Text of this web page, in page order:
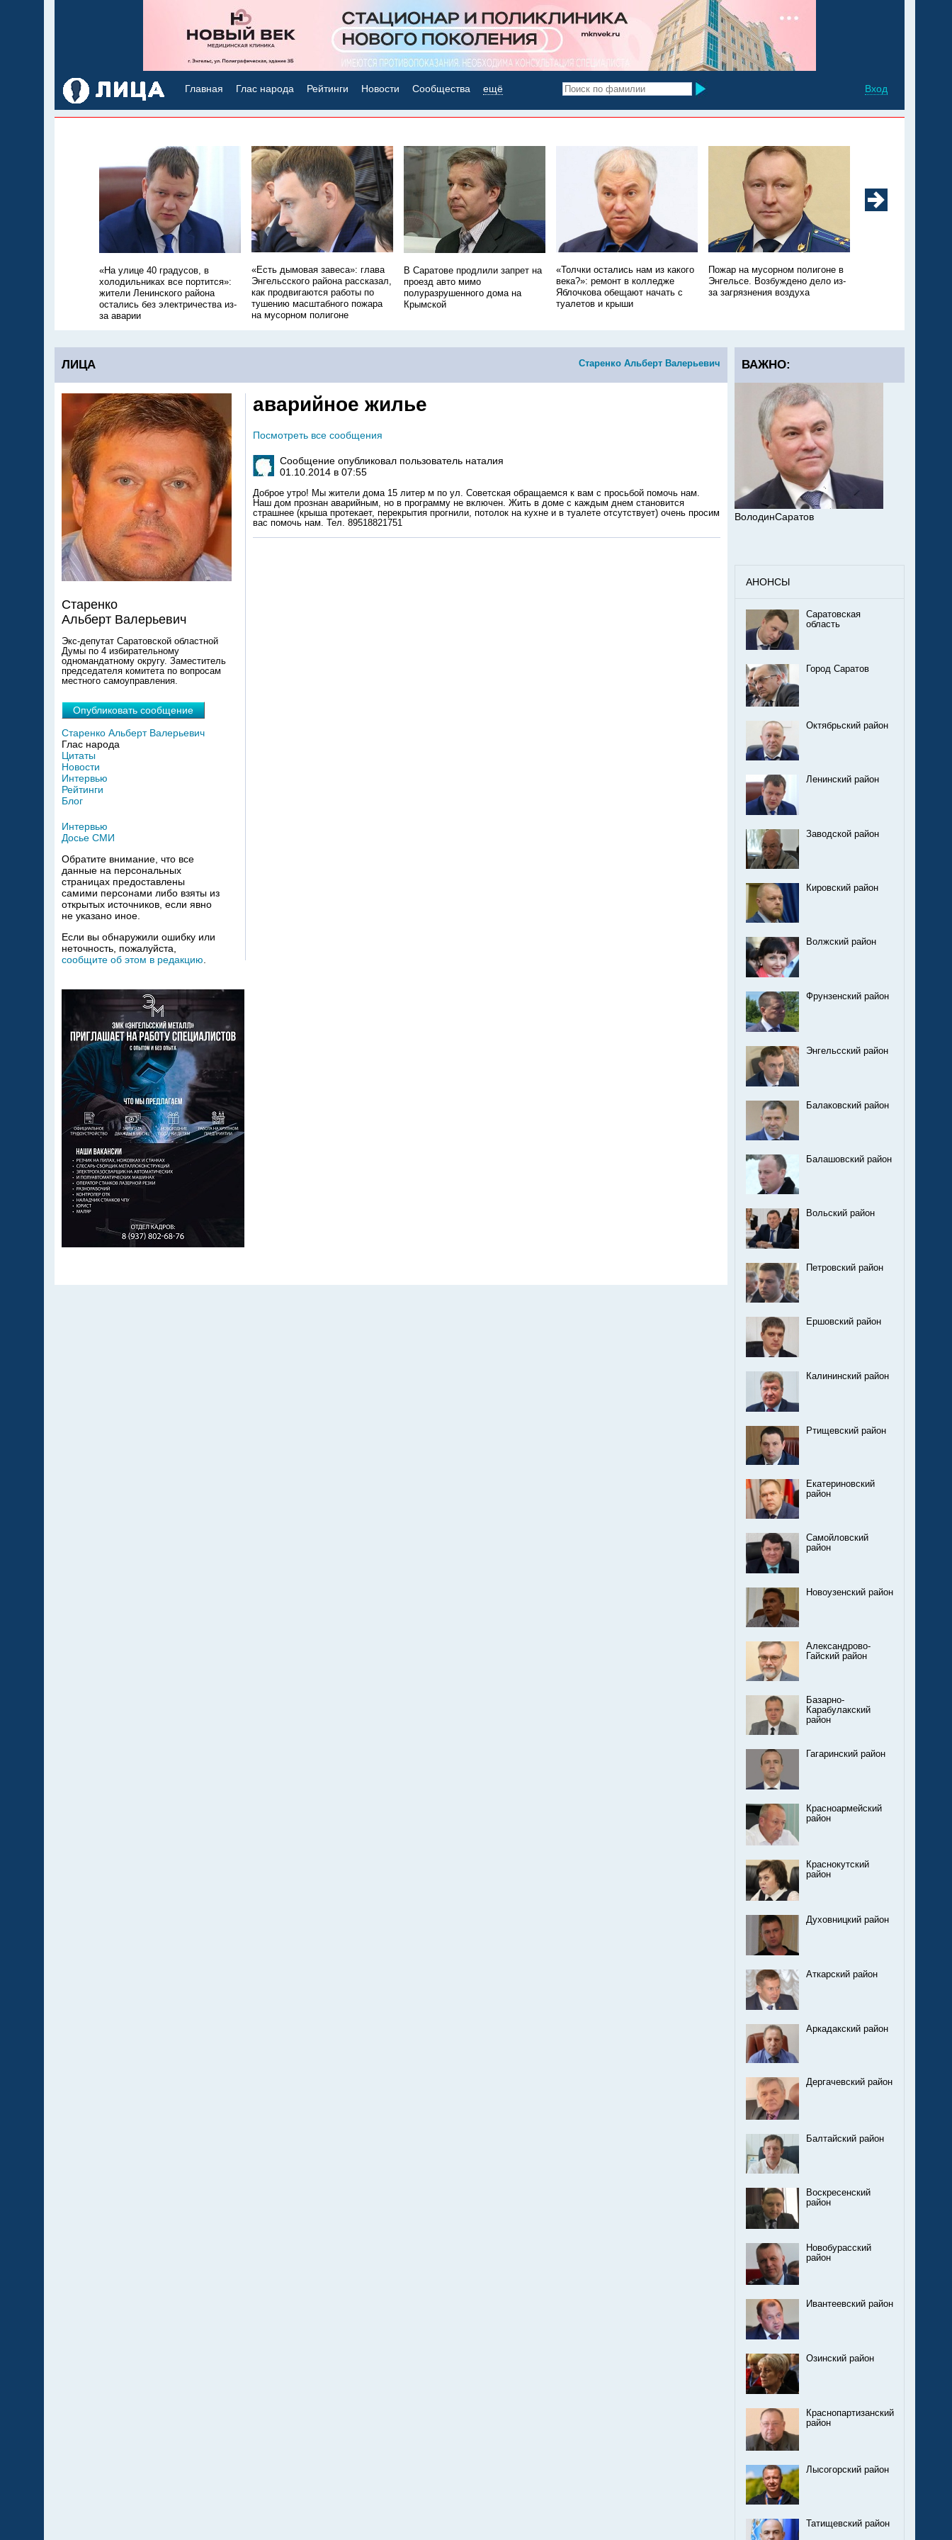
Вход
Главная Глас народа Рейтинги Новости Сообщества ещё
«На улице 40 градусов, в
холодильниках все портится»:
жители Ленинского района
остались без электричества из-
за аварии
«Есть дымовая завеса»: глава
Энгельсского района рассказал,
как продвигаются работы по
тушению масштабного пожара
на мусорном полигоне
В Саратове продлили запрет на
проезд авто мимо
полуразрушенного дома на
Крымской
«Толчки остались нам из какого
века?»: ремонт в колледже
Яблочкова обещают начать с
туалетов и крыши
Пожар на мусорном полигоне в
Энгельсе. Возбуждено дело из-
за загрязнения воздуха
Старенко Альберт Валерьевич
ЛИЦА
аварийное жилье
Посмотреть все сообщения
Сообщение опубликовал пользователь наталия
01.10.2014 в 07:55
Доброе утро! Мы жители дома 15 литер м по ул. Советская обращаемся к вам с просьбой помочь нам.
Наш дом прознан аварийным, но в программу не включен. Жить в доме с каждым днем становится
страшнее (крыша протекает, перекрытия прогнили, потолок на кухне и в туалете отсутствует) очень просим
вас помочь нам. Тел. 89518821751
Старенко
Альберт Валерьевич
Экс-депутат Саратовской областной
Думы по 4 избирательному
одномандатному округу. Заместитель
председателя комитета по вопросам
местного самоуправления.
Опубликовать сообщение
Старенко Альберт Валерьевич
Глас народа
Цитаты
Новости
Интервью
Рейтинги
Блог
Интервью
Досье СМИ
Обратите внимание, что все
данные на персональных
страницах предоставлены
самими персонами либо взяты из
открытых источников, если явно
не указано иное.
Если вы обнаружили ошибку или
неточность, пожалуйста,
сообщите об этом в редакцию
ВАЖНО:
ВолодинСаратов
АНОНСЫ
Саратовская
область
Город Саратов
Октябрьский район
Ленинский район
Заводской район
Кировский район
Волжский район
Фрунзенский район
Энгельсский район
Балаковский район
Балашовский район
Вольский район
Петровский район
Ершовский район
Калининский район
Ртищевский район
Екатериновский
район
Самойловский
район
Новоузенский район
Александрово-
Гайский район
Базарно-
Карабулакский
район
Гагаринский район
Красноармейский
район
Краснокутский
район
Духовницкий район
Аткарский район
Аркадакский район
Дергачевский район
Балтайский район
Воскресенский
район
Новобурасский
район
Ивантеевский район
Озинский район
Краснопартизанский
район
Лысогорский район
Татищевский район